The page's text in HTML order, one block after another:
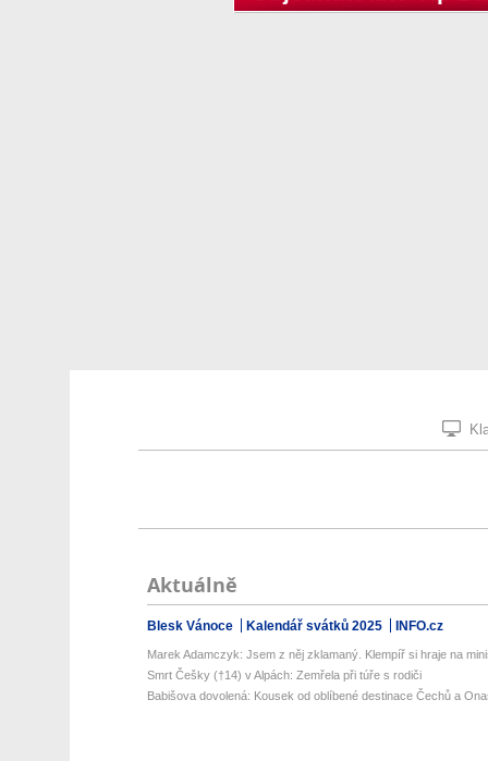
Aktuálně
Blesk Vánoce Kalendář svátků 2025 INFO.cz
Marek Adamczyk: Jsem z něj zklamaný. Klempíř si hraje na
Smrt Češky (†14) v Alpách: Zemřela při túře s rodiči
Babišova dovolená: Kousek od oblíbené destinace Čechů a